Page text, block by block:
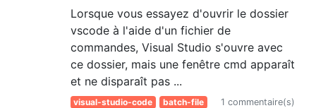
Lorsque vous essayez d'ouvrir le dossier
vscode à l'aide d'un fichier de
commandes, Visual Studio s'ouvre avec
ce dossier, mais une fenêtre cmd apparaît
et ne disparaît pas ...
visual-studio-code batch-file 1 commentaire(s)